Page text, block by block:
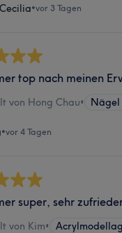
•vor 3 Tagen
top nach meinen
von Hong Chau• Nägel
•vor 4 Tagen
super, sehr
von Kim•